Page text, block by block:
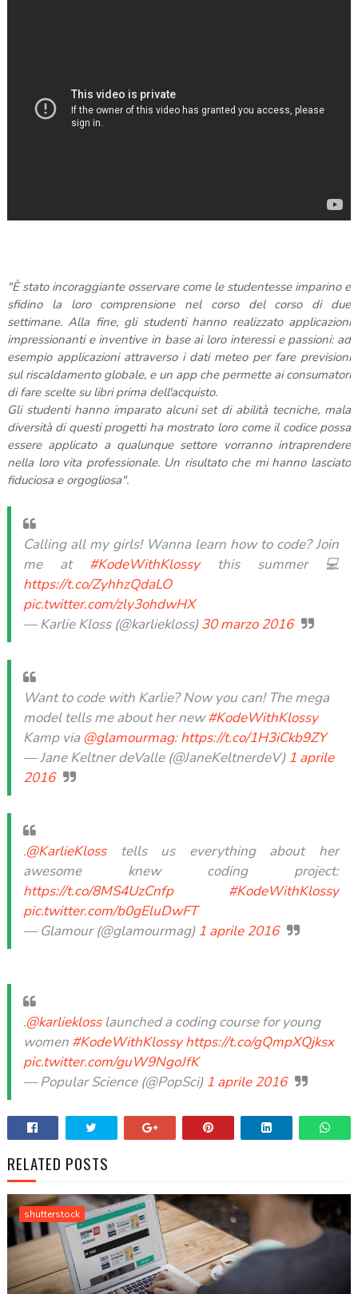
"È stato incoraggiante osservare come le studentesse imparino e
sfidino la loro comprensione nel corso del corso di due
settimane. Alla fine, gli studenti hanno realizzato applicazioni
impressionanti e inventive in base ai loro interessi e passioni: ad
esempio applicazioni attraverso i dati meteo per fare previsioni
sul riscaldamento globale, e un app che permette ai consumatori
di fare scelte su libri prima dell'acquisto.
Gli studenti hanno imparato alcuni set di abilità tecniche, mala
diversità di questi progetti ha mostrato loro come il codice possa
essere applicato a qualunque settore vorranno intraprendere
nella loro vita professionale. Un risultato che mi hanno lasciato
fiduciosa e orgogliosa".
Calling all my girls! Wanna learn how to code? Join
me at #KodeWithKlossythis summer 💻
https://t.co/ZyhhzQdaLO
pic.twitter.com/zly3ohdwHX
— Karlie Kloss (@karliekloss)30 marzo 2016
Want to code with Karlie? Now you can! The mega
model tells me about her new#KodeWithKlossy
Kamp via @glamourmag:https://t.co/1H3iCkb9ZY
— Jane Keltner deValle (@JaneKeltnerdeV) 1 aprile
2016
.@KarlieKlosstells us everything about her
awesome knew coding project:
https://t.co/8MS4UzCnfp
#KodeWithKlossy
pic.twitter.com/b0gEluDwFT
— Glamour (@glamourmag) 1 aprile 2016
.@karlieklosslaunched a coding course for young
women #KodeWithKlossy https://t.co/gQmpXQjksx
pic.twitter.com/guW9NgoJfK
— Popular Science (@PopSci) 1 aprile 2016
RELATED POSTS
shutterstock